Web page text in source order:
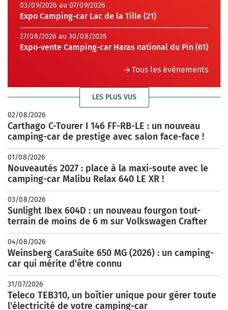
03/09/2026 au 07/09/2026
Expo Camping-car Lac de la Tille (21)
27/08/2026 au 30/08/2026
Expo-vente Camping-car Haras national du Pin (61)
Tous les évènements
LES PLUS VUS
02/08/2026
Carthago C-Tourer I 146 FF-RB-LE : un nouveau
camping-car de prestige avec salon face-face !
01/08/2026
Nouveautés 2027 : place à la maxi-soute avec le
camping-car Malibu Relax 640 LE XR !
03/08/2026
Sunlight Ibex 604D : un nouveau fourgon tout-
terrain de moins de 6 m sur Volkswagen Crafter
04/08/2026
Weinsberg CaraSuite 650 MG (2026) : un camping-
car qui mérite d'être connu
31/07/2026
Teleco TEB310, un boîtier unique pour gérer toute
l'électricité de votre camping-car